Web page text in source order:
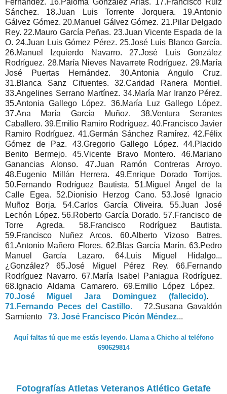
Sánchez. 18.Juan Luis Torrente Jorquera. 19.Antonio
Gálvez Gómez. 20.Manuel Gálvez Gómez. 21.Pilar Delgado
Rey. 22.Mauro García Peñas. 23.Juan Vicente Espada de la
O. 24.Juan Luis Gómez Pérez. 25.José Luis Blanco García.
26.Manuel Izquierdo Navarro. 27.José Luis González
Rodríguez. 28.María Nieves Navarrete Rodríguez. 29.María
José Puertas Hernández. 30.Antonia Angulo Cruz.
31.Blanca Sanz Cifuentes. 32.Caridad Ranera Montiel.
33.Angelines Serrano Martínez. 34.María Mar Iranzo Pérez.
35.Antonia Gallego López. 36.María Luz Gallego López.
37.Ana María García Muñoz. 38.Ventura Serantes
Caballero. 39.Emilio Ramiro Rodríguez. 40.Francisco Javier
Ramiro Rodríguez. 41.Germán Sánchez Ramírez. 42.Félix
Gómez de Paz. 43.Gregorio Gallego López. 44.Placido
Benito Bermejo. 45.Vicente Bravo Montero. 46.Mariano
Ganancias Alonso. 47.Juan Ramón Contreras Arroyo.
48.Eugenio Millán Herrera. 49.Enrique Dorado Torrijos.
50.Fernando Rodríguez Bautista. 51.Miguel Ángel de la
Calle Egea. 52.Dionisio Herzog Cano. 53.José Ignacio
Muñoz Borja. 54.Carlos García Oliveira. 55.Juan José
Lechón López. 56.Roberto García Dorado. 57.Francisco de
Torre Agreda. 58.Francisco Rodríguez Bautista.
59.Francisco Nuñez Arcos. 60.Alberto Vizoso Batres.
61.Antonio Mañero Flores. 62.Blas García Marín. 63.Pedro
Manuel García Lazaro. 64.Luis Miguel Hidalgo...
¿González? 65.José Miguel Pérez Rey. 66.Fernando
Rodríguez Navarro. 67.María Isabel Paniagua Rodríguez.
68.Ignacio Aldama Camarero. 69.Emilio López López.
70.José Miguel Jara Dominguez (fallecido).
71.Fernando Peces del Castillo.
72.Susana Gavaldón
Sarmiento 73. José Francisco Picón Méndez...
Aquí faltas tú que me estás leyendo. Llama a Chicho al teléfono
690629814
Fotografías Atletas Veteranos Atlético Getafe